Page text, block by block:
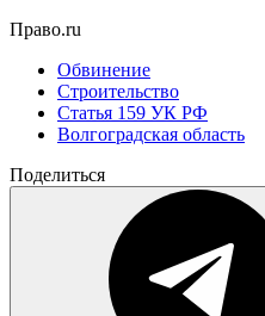
Право.ru
Обвинение
Строительство
Статья 159 УК РФ
Волгоградская область
Поделиться